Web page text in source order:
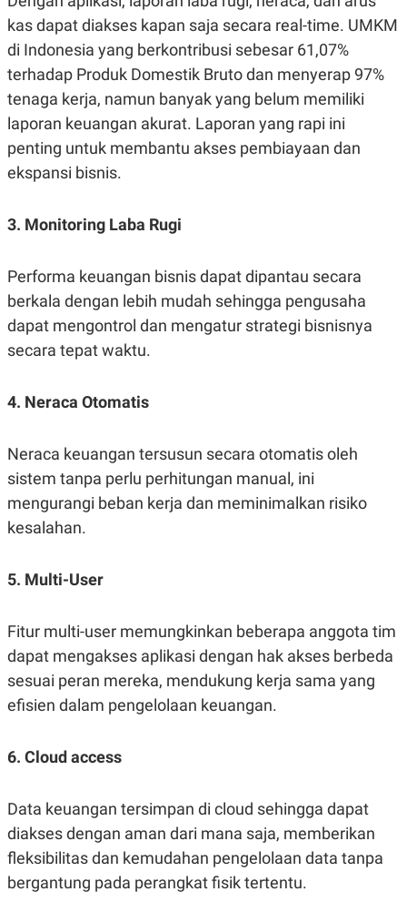
kas dapat diakses kapan saja secara real-time. UMKM
di Indonesia yang berkontribusi sebesar 61,07%
terhadap Produk Domestik Bruto dan menyerap 97%
tenaga kerja, namun banyak yang belum memiliki
laporan keuangan akurat. Laporan yang rapi ini
penting untuk membantu akses pembiayaan dan
ekspansi bisnis.
3. Monitoring Laba Rugi
Performa keuangan bisnis dapat dipantau secara
berkala dengan lebih mudah sehingga pengusaha
dapat mengontrol dan mengatur strategi bisnisnya
secara tepat waktu.
4. Neraca Otomatis
Neraca keuangan tersusun secara otomatis oleh
sistem tanpa perlu perhitungan manual, ini
mengurangi beban kerja dan meminimalkan risiko
kesalahan.
5. Multi-User
Fitur multi-user memungkinkan beberapa anggota tim
dapat mengakses aplikasi dengan hak akses berbeda
sesuai peran mereka, mendukung kerja sama yang
efisien dalam pengelolaan keuangan.
6. Cloud access
Data keuangan tersimpan di cloud sehingga dapat
diakses dengan aman dari mana saja, memberikan
fleksibilitas dan kemudahan pengelolaan data tanpa
bergantung pada perangkat fisik tertentu.